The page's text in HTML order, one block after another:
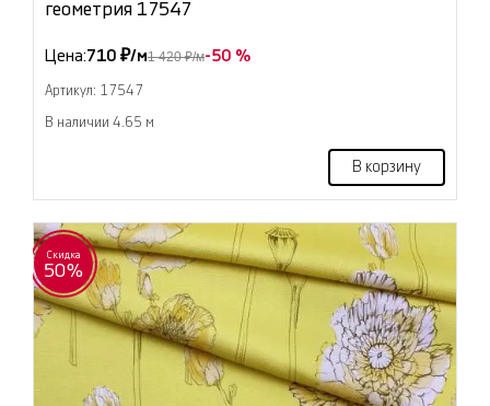
геометрия 17547
Цена:710 ₽/м1 420 ₽/м-50 %
Артикул: 17547
В наличии 4.65 м
В корзину
Скидка
50%